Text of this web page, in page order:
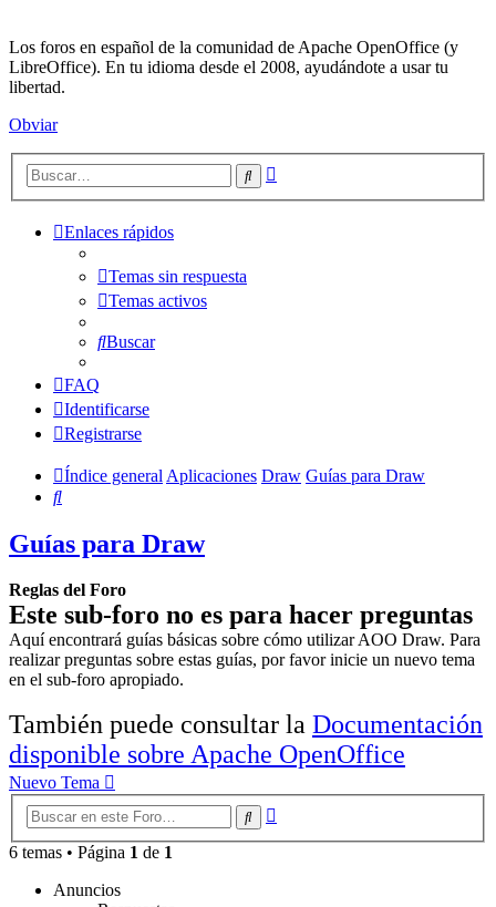
Los foros en español de la comunidad de Apache OpenOffice (y
LibreOffice). En tu idioma desde el 2008, ayudándote a usar tu
libertad.
Obviar
Buscar
Enlaces rápidos
Temas sin respuesta
Temas activos
Buscar
FAQ
Identificarse
Registrarse
Índice general Aplicaciones Draw Guías para Draw
Buscar
Guías para Draw
Reglas del Foro
Este sub-foro no es para hacer preguntas
Aquí encontrará guías básicas sobre cómo utilizar AOO Draw. Para
realizar preguntas sobre estas guías, por favor inicie un nuevo tema
en el sub-foro apropiado.
También puede consultar la Documentación
disponible sobre Apache OpenOffice
Nuevo Tema
Buscar
6 temas • Página 1 de 1
Anuncios